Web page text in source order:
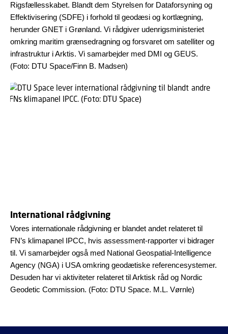
Rigsfællesskabet. Blandt dem Styrelsen for Dataforsyning og
Effektivisering (SDFE) i forhold til geodæsi og kortlægning,
herunder GNET i Grønland. Vi rådgiver udenrigsministeriet
omkring maritim grænsedragning og forsvaret om satelliter og
infrastruktur i Arktis. Vi samarbejder med DMI og GEUS.
(Foto: DTU Space/Finn B. Madsen)
International rådgivning
Vores internationale rådgivning er blandet andet relateret til
FN’s klimapanel IPCC, hvis assessment-rapporter vi bidrager
til. Vi samarbejder også med National Geospatial-Intelligence
Agency (NGA) i USA omkring geodætiske referencesystemer.
Desuden har vi aktiviteter relateret til Arktisk råd og Nordic
Geodetic Commission. (Foto: DTU Space. M.L. Vørnle)